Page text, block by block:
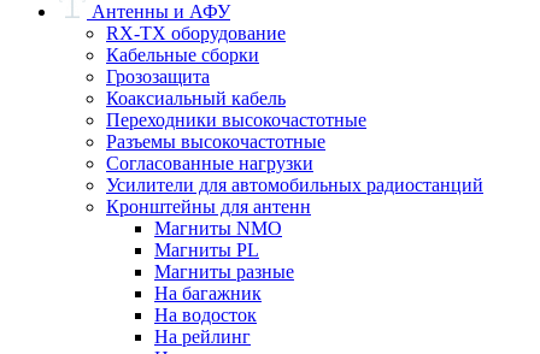
Антенны и АФУ
RX-TX оборудование
Кабельные сборки
Грозозащита
Коаксиальный кабель
Переходники высокочастотные
Разъемы высокочастотные
Согласованные нагрузки
Усилители для автомобильных радиостанций
Кронштейны для антенн
Магниты NMO
Магниты PL
Магниты разные
На багажник
На водосток
На рейлинг